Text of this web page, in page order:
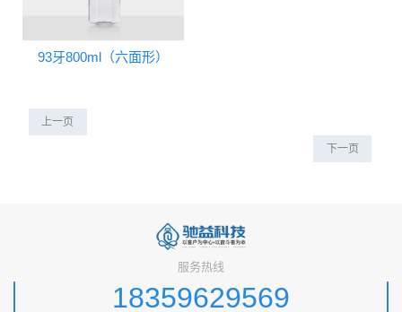
93牙800ml（六面形）
上一页
下一页
服务热线
18359629569